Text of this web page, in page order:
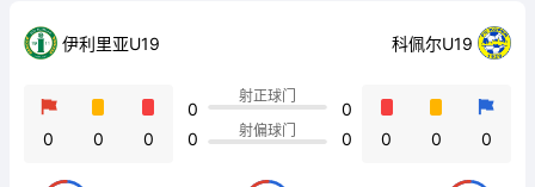
伊利里亚U19 科佩尔U19
0 0 0
0
0
射正球门
射偏球门
0
0
0 0 0